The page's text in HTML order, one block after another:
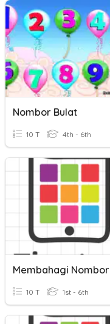
Nombor Bulat
10 T 4th - 6th
Membahagi Nombor
10 T 1st - 6th